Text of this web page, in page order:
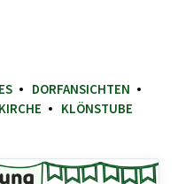
DORFANSICHTEN
KIRCHE KLÖNSTUBE